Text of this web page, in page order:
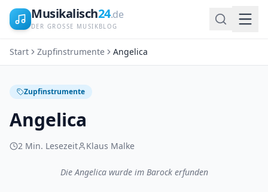
Musikalisch24.de
DER GROSSE MUSIKBLOG
Start Zupfinstrumente Angelica
Zupfinstrumente
Angelica
2 Min. Lesezeit Klaus Malke
Die Angelica wurde im Barock erfunden